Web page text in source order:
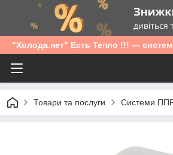
"Холода.нет" Есть Тепло !!! —
Товари та послуги Системи